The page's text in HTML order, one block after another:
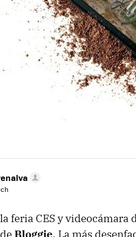
feria CES y videocámara
Bloggie. La más